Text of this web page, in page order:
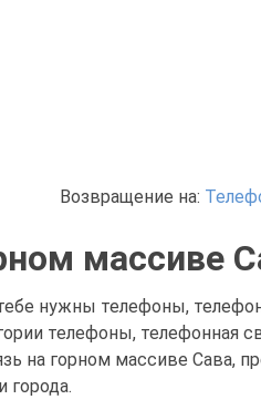
Возвращение на:
массиве
нужны телефоны,
телефоны, телефонная
на горном массиве Сава,
города.